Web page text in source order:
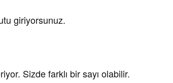
giriyorsunuz.
Sizde farklı bir sayı olabilir.